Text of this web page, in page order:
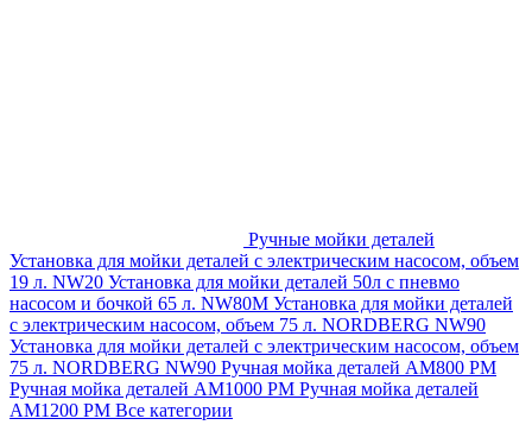
Ручные мойки деталей
Установка для мойки деталей с электрическим насосом, объем
19 л. NW20 Установка для мойки деталей 50л с пневмо
насосом и бочкой 65 л. NW80M Установка для мойки деталей
с электрическим насосом, объем 75 л. NORDBERG NW90
Установка для мойки деталей с электрическим насосом, объем
75 л. NORDBERG NW90 Ручная мойка деталей АМ800 РМ
Ручная мойка деталей АМ1000 РМ Ручная мойка деталей
АМ1200 РМ Все категории